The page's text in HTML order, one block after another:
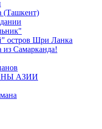
(Ташкент)
остров Шри Ланка
из Самарканда!
АЗИИ